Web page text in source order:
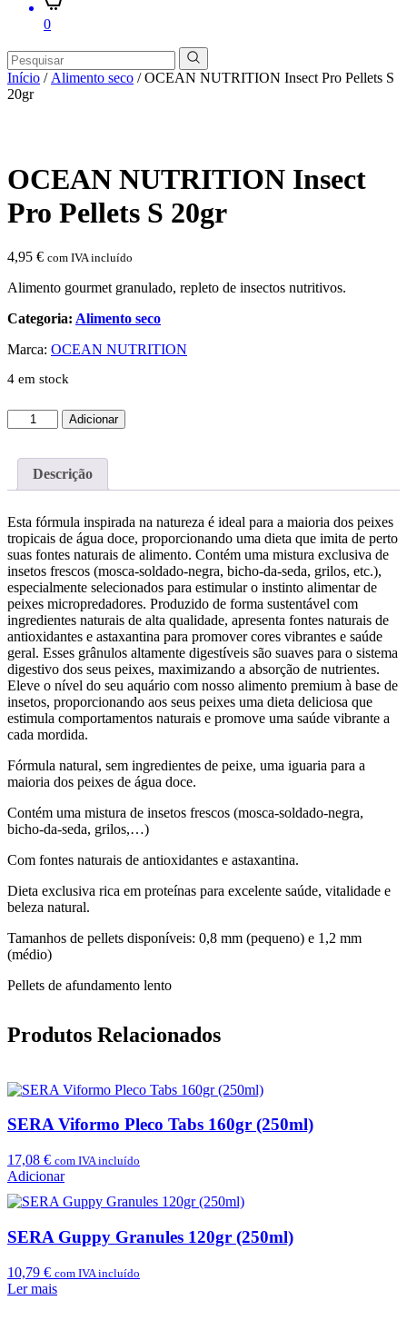
0
Início / Alimento seco / OCEAN NUTRITION Insect Pro Pellets S
20gr
OCEAN NUTRITION Insect
Pro Pellets S 20gr
4,95 € com IVA incluído
Alimento gourmet granulado, repleto de insectos nutritivos.
Categoria: Alimento seco
Marca: OCEAN NUTRITION
4 em stock
Quantidade
de
NUTRITION
Insect
Pellets
S
20gr
Adicionar
Descrição
Esta fórmula inspirada na natureza é ideal para a maioria dos peixes
tropicais de água doce, proporcionando uma dieta que imita de perto
suas fontes naturais de alimento. Contém uma mistura exclusiva de
insetos frescos (mosca-soldado-negra, bicho-da-seda, grilos, etc.),
especialmente selecionados para estimular o instinto alimentar de
peixes micropredadores. Produzido de forma sustentável com
ingredientes naturais de alta qualidade, apresenta fontes naturais de
antioxidantes e astaxantina para promover cores vibrantes e saúde
geral. Esses grânulos altamente digestíveis são suaves para o sistema
digestivo dos seus peixes, maximizando a absorção de nutrientes.
Eleve o nível do seu aquário com nosso alimento premium à base de
insetos, proporcionando aos seus peixes uma dieta deliciosa que
estimula comportamentos naturais e promove uma saúde vibrante a
cada mordida.
Fórmula natural, sem ingredientes de peixe, uma iguaria para a
maioria dos peixes de água doce.
Contém uma mistura de insetos frescos (mosca-soldado-negra,
bicho-da-seda, grilos,…)
Com fontes naturais de antioxidantes e astaxantina.
Dieta exclusiva rica em proteínas para excelente saúde, vitalidade e
beleza natural.
Tamanhos de pellets disponíveis: 0,8 mm (pequeno) e 1,2 mm
(médio)
Pellets de afundamento lento
Produtos Relacionados
SERA Viformo Pleco Tabs 160gr (250ml)
17,08 € com IVA incluído
Adicionar
SERA Guppy Granules 120gr (250ml)
10,79 € com IVA incluído
Ler mais